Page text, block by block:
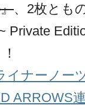
、2枚とも
Private
イナーノー
ARROWS